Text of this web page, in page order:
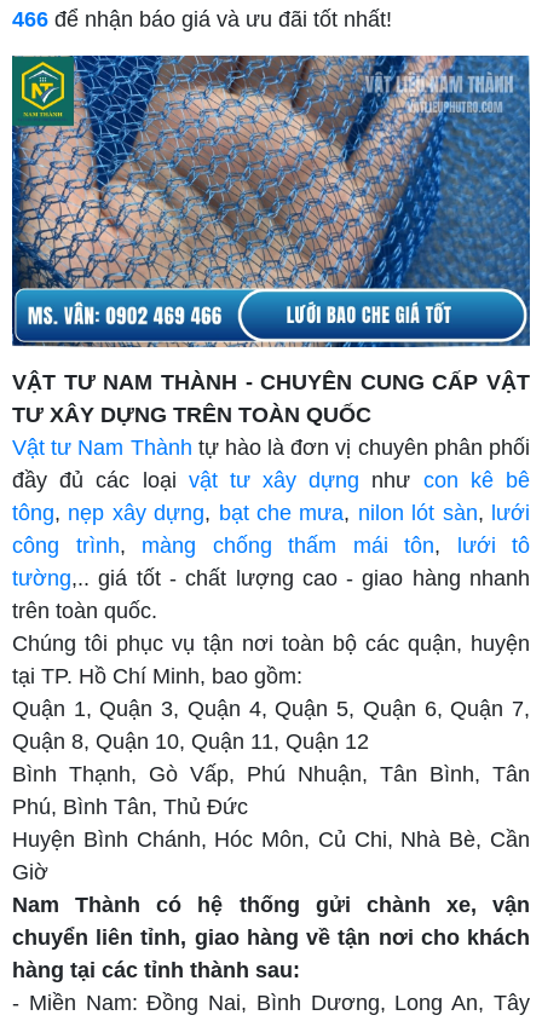
466 để nhận báo giá và ưu đãi tốt nhất!
VẬT TƯ NAM THÀNH - CHUYÊN CUNG CẤP VẬT
TƯ XÂY DỰNG TRÊN TOÀN QUỐC
Vật tư Nam Thành tự hào là đơn vị chuyên phân phối
đầy đủ các loại vật tư xây dựng như con kê bê
tông, nẹp xây dựng, bạt che mưa, nilon lót sàn, lưới
công trình, màng chống thấm mái tôn, lưới tô
tường,.. giá tốt - chất lượng cao - giao hàng nhanh
trên toàn quốc.
Chúng tôi phục vụ tận nơi toàn bộ các quận, huyện
tại TP. Hồ Chí Minh, bao gồm:
Quận 1, Quận 3, Quận 4, Quận 5, Quận 6, Quận 7,
Quận 8, Quận 10, Quận 11, Quận 12
Bình Thạnh, Gò Vấp, Phú Nhuận, Tân Bình, Tân
Phú, Bình Tân, Thủ Đức
Huyện Bình Chánh, Hóc Môn, Củ Chi, Nhà Bè, Cần
Giờ
Nam Thành có hệ thống gửi chành xe, vận
chuyển liên tỉnh, giao hàng về tận nơi cho khách
hàng tại các tỉnh thành sau:
- Miền Nam: Đồng Nai, Bình Dương, Long An, Tây